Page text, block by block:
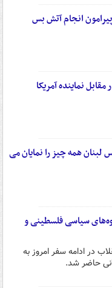
انجام آتش بس
نماینده آمریکا
همه چیز را نمایان می
سیاسی فلسطینی و
در ادامه سفر امروز به
حاضر شد.